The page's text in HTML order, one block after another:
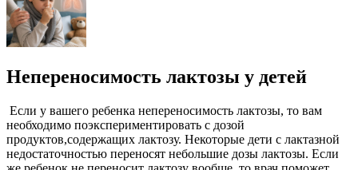
Непереносимость лактозы у детей
Если у вашего ребенка непереносимость лактозы, то вам
необходимо поэкспериментировать с дозой
продуктов,содержащих лактозу. Некоторые дети с лактазной
недостаточностью переносят небольшие дозы лактозы. Если